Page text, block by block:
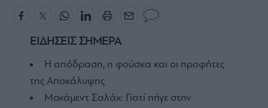
ΕΙΔΗΣΕΙΣ ΣΗΜΕΡΑ
Η απόδραση, η φούσκα και οι προφήτες
της Αποκάλυψης
Μοχάμεντ Σαλάχ: Γιατί πήγε στην